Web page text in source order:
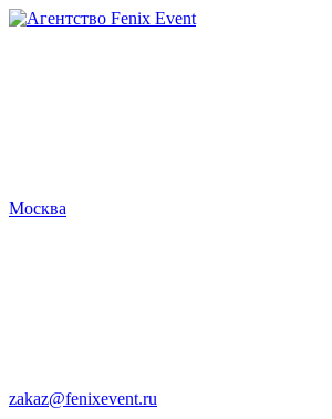
Агентство
Москва
zakaz@fenixevent.ru